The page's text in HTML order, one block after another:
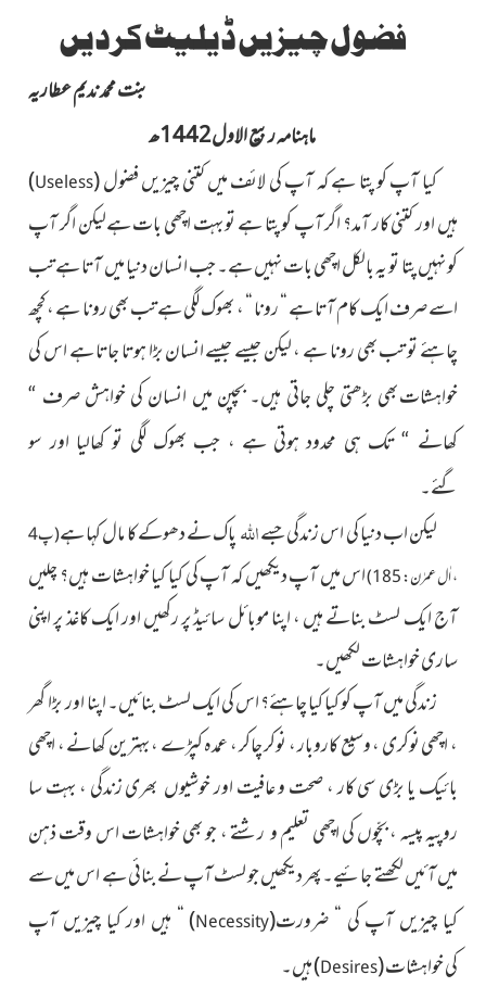
فضول چیزیں ڈیلیٹ کردیں
بنت محمد ندیم عطاریہ
ماہنامہ ربیع الاول1442ھ
کیا آپ کو پتا ہے کہ آپ کی لائف میں کتنی چیزیں فضول(
Useless
)
ہیںاور کتنی کار آمد؟ اگر آپ کو پتا ہے تو بہت اچھی بات ہےلیکن اگر آپ
کو نہیں پتا تو یہ بالکل اچھی بات نہیں ہے۔ جب انسان دنیا میں آتا ہے تب
اسے صرف ایک کام آتا ہے “ رونا “ ، بھوک لگی ہے تب بھی رونا ہے ، کچھ
چاہئے تو تب بھی رونا ہے ،لیکن جیسے جیسے انسان بڑا ہوتا جاتا ہے اس کی
خواہشات بھی بڑھتی چلی جاتی ہیں۔ بچپن میں انسان کی خواہش صرف “
کھانے “ تک ہی محدود ہوتی ہے ، جب بھوک لگی تو کھالیا اور سو
گئے۔
لیکن اب دنیا کی اس زندگی جسےاللہپاک نے دھوکے کا مال کہا ہے
(پ4
، اٰل عمرٰن : 185)
اس میں آپ دیکھیں کہ آپ کی کیا کیا خواہشات ہیں؟ چلیں
آج ایک لسٹ بناتے ہیں ، اپنا موبائل سائیڈ پر رکھیں اور ایک کاغذ پر اپنی
ساری خواہشات لکھیں۔
زندگی میں آپ کو کیا کیا چاہئے؟ اس کی ایک لسٹ بنائیں۔ اپنا اور بڑا گھر
، اچھی نوکری ، وسیع کاروبار ، نوکر چاکر ، عمدہ کپڑے ، بہترین کھانے ، اچھی
بائیک یا بڑی سی کار ، صحت و عافیت اور خوشیوں بھری زندگی ، بہت سا
روپیہ پیسہ ، بچّوں کی اچھی تعلیم ورشتے ، جو بھی خواہشات اس وقت ذہن
میں آئیں لکھتے جائیے۔ پھر دیکھیں جو لسٹ آپ نے بنائی ہے اس میں سے
کیا چیزیں آپکی “ ضرورت(
Necessity
)“ ہیں اورکیا چیزیں آپ
کیخواہشات(
Desires
)ہیں۔